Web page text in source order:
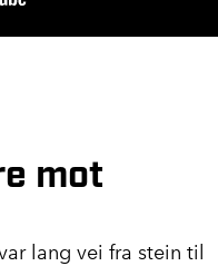
mot
lang vei fra stein til